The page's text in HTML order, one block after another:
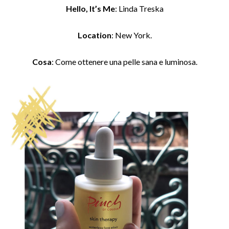
Hello, It’s Me: Linda Treska
Location: New York.
Cosa: Come ottenere una pelle sana e luminosa.